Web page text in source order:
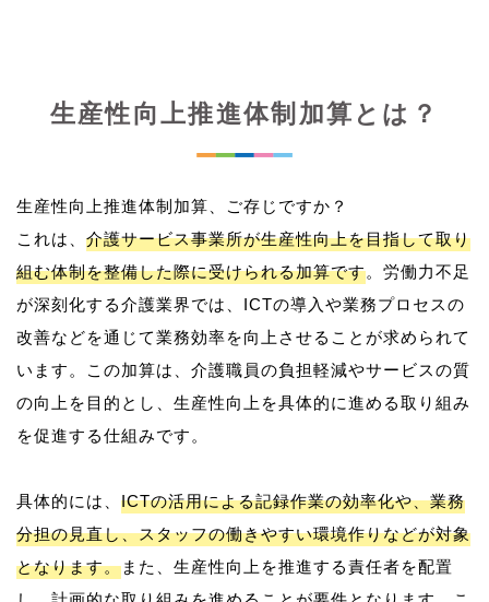
生産性向上推進体制加算とは？
生産性向上推進体制加算、ご存じですか？
これは、 介護サービス事業所が生産性向上を目指して取り
組む体制を整備した際に受けられる加算です。労働力不足
が深刻化する介護業界では、ICTの導入や業務プロセスの
改善などを通じて業務効率を向上させることが求められて
います。この加算は、介護職員の負担軽減やサービスの質
の向上を目的とし、生産性向上を具体的に進める取り組み
を促進する仕組みです。
具体的には、 ICTの活用による記録作業の効率化や、業務
分担の見直し、スタッフの働きやすい環境作りなどが対象
となります。また、生産性向上を推進する責任者を配置